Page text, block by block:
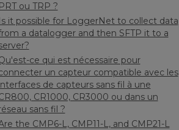
PRT ou TRP ?
Is it possible for LoggerNet to collect data
a datalogger and then SFTP it to a
ce qui est nécessaire pour
un capteur compatible avec les
de capteurs sans fil à une
CR1000, CR3000 ou dans un
sans fil ?
the CMP6-L, CMP11-L, and CMP21-L